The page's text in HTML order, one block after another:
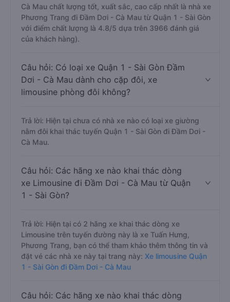
Cà Mau chất lượng tốt, xuất sắc, cao cấp nhất là nhà xe
Phương Trang đi Đầm Dơi - Cà Mau từ Quận 1 - Sài Gòn
với điểm chất lượng là 4.8/5 dựa trên 3966 đánh giá
của khách hàng).
Câu hỏi: Có loại xe Quận 1 - Sài Gòn Đầm
Dơi - Cà Mau dành cho cặp đôi, xe
limousine phòng đôi không?
Trả lời: Hiện tại chưa có nhà xe nào có loại xe giường
nằm đôi khai thác tuyến Quận 1 - Sài Gòn đi Đầm Dơi -
Cà Mau.
Câu hỏi: Các hãng xe nào khai thác dòng
xe Limousine đi Đầm Dơi - Cà Mau từ Quận
1 - Sài Gòn?
Trả lời: Hiện tại có 2 hãng xe khai thác dòng xe
Limousine trên tuyến đường này là xe Tuấn Hưng,
Phương Trang, bạn có thể tham khảo thêm thông tin và
đặt vé các nhà xe này tại trang này: Xe limousine Quận
1 - Sài Gòn đi Đầm Dơi - Cà Mau
Câu hỏi: Các hãng xe nào khai thác dòng